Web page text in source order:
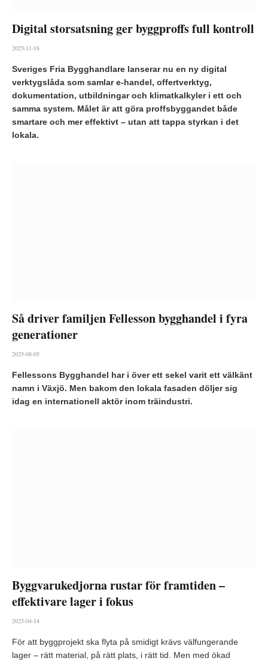
Digital storsatsning ger byggproffs full kontroll
2025-11-18
Sveriges Fria Bygghandlare lanserar nu en ny digital
verktygslåda som samlar e-handel, offertverktyg,
dokumentation, utbildningar och klimatkalkyler i ett och
samma system. Målet är att göra proffsbyggandet både
smartare och mer effektivt – utan att tappa styrkan i det
lokala.
Så driver familjen Fellesson bygghandel i fyra
generationer
2025-08-05
Fellessons Bygghandel har i över ett sekel varit ett välkänt
namn i Växjö. Men bakom den lokala fasaden döljer sig
idag en internationell aktör inom träindustri.
Byggvarukedjorna rustar för framtiden –
effektivare lager i fokus
2025-04-14
För att byggprojekt ska flyta på smidigt krävs välfungerande
lager – rätt material, på rätt plats, i rätt tid. Men med ökad